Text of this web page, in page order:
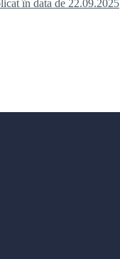
în data de 22.09.2025